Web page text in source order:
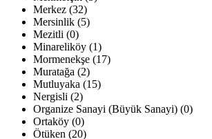
Merkez (32)
Mersinlik (5)
Mezitli (0)
Minareliköy (1)
Mormenekşe (17)
Muratağa (2)
Mutluyaka (15)
Nergisli (2)
Organize Sanayi (Büyük Sanayi) (0)
Ortaköy (0)
Ötüken (20)